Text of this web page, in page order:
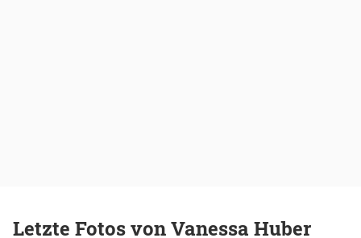
Letzte Fotos von Vanessa Huber